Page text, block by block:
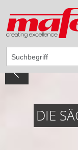
DIE